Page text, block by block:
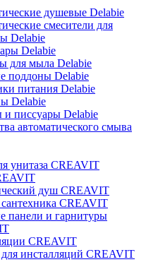
душевые Delabie
смесители для
Delabie
Delabie
для мыла Delabie
поддоны Delabie
питания Delabie
Delabie
и писсуары Delabie
автоматического смыва
унитаза CREAVIT
душ CREAVIT
сантехника CREAVIT
панели и гарнитуры
CREAVIT
инсталляций CREAVIT